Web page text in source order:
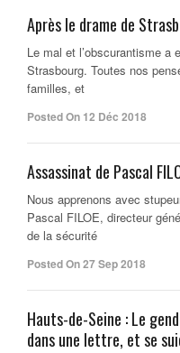
Après le drame de
Le mal et l’obscurantisme a
Strasbourg. Toutes nos
familles, et
Posted On 12 Déc 2018
Assassinat de Pascal
Nous apprenons avec
Pascal FILOE, directeur
de la sécurité
Posted On 27 Sep 2018
Hauts-de-Seine : Le
dans une lettre, et se